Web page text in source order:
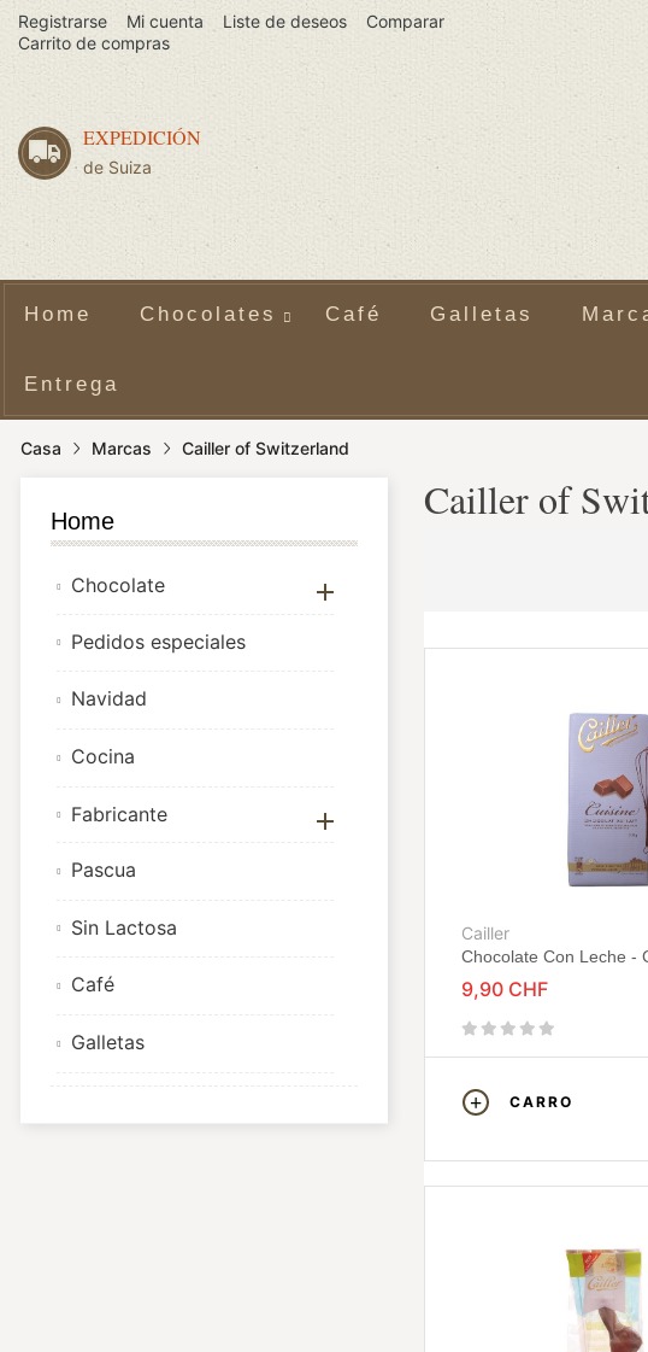
Registrarse Mi cuenta Liste de deseos
Comparar
Carrito de compras
EXPEDICIÓN
de Suiza
Home Chocolates Café Galletas
Entrega
Casa Marcas Cailler of Switzerland
Home
Chocolate 
Pedidos especiales
Navidad
Cocina
Fabricante 
Pascua
Sin Lactosa
Café
Galletas
Cailler of
Cailler
Chocolate Con Leche -
9,90 CHF
CARRO